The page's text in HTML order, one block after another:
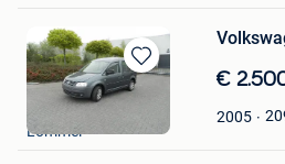
Bewaren
in
Favorieten
€
2005
Ultimatecars
Lommel